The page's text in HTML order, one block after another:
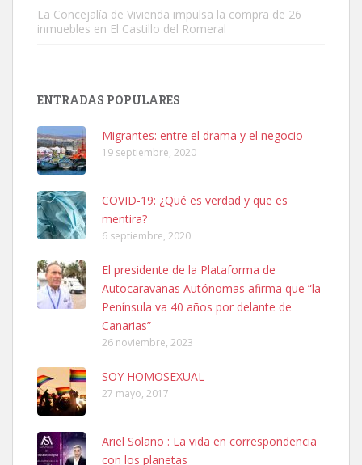
Leales.org » Gran Canaria
SHIBA PERDIDO AVDA JOSE MESA Y LOPEZ
PERRO MACHO RAZA SHIBA CON MICROCHIP PERDIDO HOY
06/07/2025 ZONA MESA Y LOPEZ. ES MUY ASUSTADIZO
Leales.org » Gran Canaria
6.7.2025
Ninfa perdida
La Concejalía de Vivienda impulsa la compra de 26
inmuebles en El Castillo del Romeral
ENTRADAS POPULARES
Migrantes: entre el drama y el negocio
19 septiembre, 2020
COVID-19: ¿Qué es verdad y que es
mentira?
6 septiembre, 2020
El presidente de la Plataforma de
Autocaravanas Autónomas afirma que “la
Península va 40 años por delante de
Canarias”
26 noviembre, 2023
SOY HOMOSEXUAL
27 mayo, 2017
Ariel Solano : La vida en correspondencia
con los planetas